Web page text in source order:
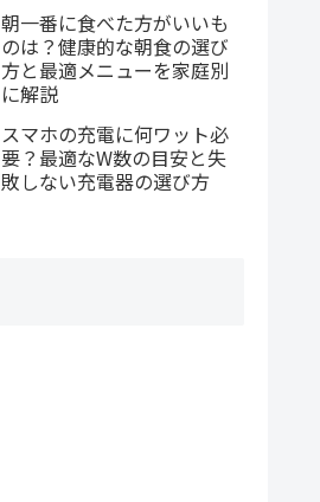
朝一番に食べた方がいいも
のは？健康的な朝食の選び
方と最適メニューを家庭別
に解説
スマホの充電に何ワット必
要？最適なW数の目安と失
敗しない充電器の選び方